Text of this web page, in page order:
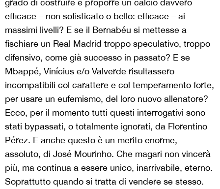
grado di costruire e proporre un calcio davvero
efficace – non sofisticato o bello: efficace – ai
massimi livelli? E se il Bernabéu si mettesse a
fischiare un Real Madrid troppo speculativo, troppo
difensivo, come già successo in passato? E se
Mbappé, Vinícius e/o Valverde risultassero
incompatibili col carattere e col temperamento forte,
per usare un eufemismo, del loro nuovo allenatore?
Ecco, per il momento tutti questi interrogativi sono
stati bypassati, o totalmente ignorati, da Florentino
Pérez. E anche questo è un merito enorme,
assoluto, di José Mourinho. Che magari non vincerà
più, ma continua a essere unico, inarrivabile, eterno.
Soprattutto quando si tratta di vendere se stesso.